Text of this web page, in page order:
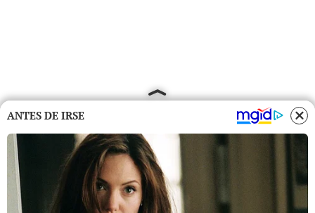
ANTES DE IRSE